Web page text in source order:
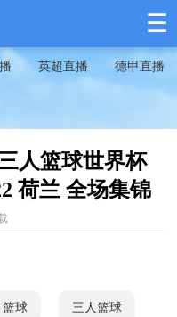
☰
英超直播 德甲直播
人篮球世界杯
荷兰 全场集锦
篮球 三人篮球